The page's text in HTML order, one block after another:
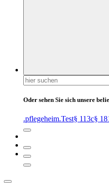
Suchen
nach:
Oder sehen Sie sich unsere
.pflegeheim.Test§ 113c§